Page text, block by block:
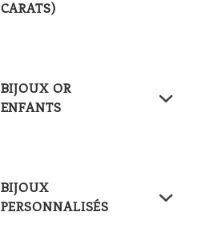
CARATS)
BIJOUX OR
ENFANTS
BIJOUX
PERSONNALISÉS